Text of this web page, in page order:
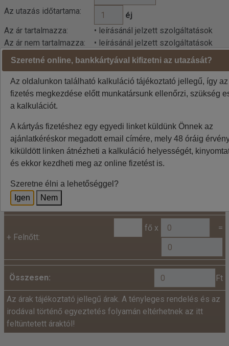
Az utazás időtartama:
éj
Az ár tartalmazza:
• leírásánál jelzett szolgáltatások
Az ár nem tartalmazza:
• leírásánál jelzett szolgáltatások
Indulási városok jelentése: BUD=Budapest DEB=Debrecen
BTS=Pozsony, VIE=Bécs
A weboldalon látható áraknál az euró / forint árfolyam
ingadozása miatt eltérések lehetnek, a pontos végleges
Kalkuláció
szíveskedjenek!
Ár:
+ Felnőtt:
fő x =
Összesen: Ft
Az árak tájékoztató jellegű árak. A tényleges rendelés és az
irodával történő egyeztetés folyamán eltérhetnek az itt
feltüntetett áraktól!
Szeretné online, bankkártyával kifizetni az utazását?
Az oldalunkon található kalkuláció tájékoztató jellegű, így
fizetés megkezdése előtt munkatársunk ellenőrzi, szükség
a kalkulációt.
A kártyás fizetéshez egy egyedi linket küldünk Önnek az
ajánlatkéréskor megadott email címére, mely 48 óráig
kiküldött linken átnézheti a kalkuláció helyességét,
és ekkor kezdheti meg az online fizetést is.
Szeretne élni a lehetőséggel?
Igen
Nem